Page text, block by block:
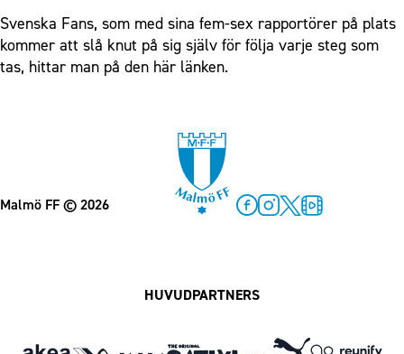
Svenska Fans, som med sina fem-sex rapportörer på plats
kommer att slå knut på sig själv för följa varje steg som
tas, hittar man på den här länken.
Malmö FF© 2026
HUVUDPARTNERS